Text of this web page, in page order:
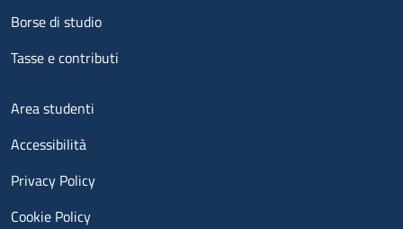
Borse di studio
Tasse e contributi
Menu footer 3
Area studenti
Accessibilità
Privacy Policy
Cookie Policy